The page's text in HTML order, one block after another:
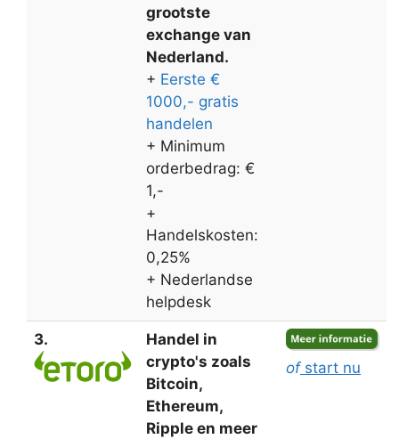
grootste
exchange van
Nederland.
+ Eerste €
1000,- gratis
handelen
+ Minimum
orderbedrag: €
1,-
+
Handelskosten:
0,25%
+ Nederlandse
helpdesk
3.
Handel in
crypto's zoals
Bitcoin,
Ethereum,
Ripple en meer
ofstart nu